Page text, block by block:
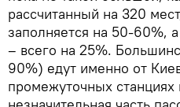
рассчитанный на 320
заполняется на 50-60%,
– всего на 25%.
90%) едут именно от
промежуточных